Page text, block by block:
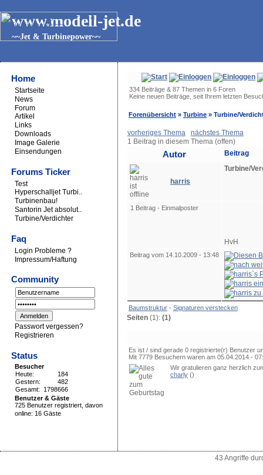
www.modell-jet.de
~~Jet & Turbinepower~~
Home
Startseite
News
Forum
Artikel
Links
Downloads
Image Galerie
Einsendungen
Forums Ticker
Test
Hyperschalljet Turbi..
Turbinenbau!
Santorin Jet absolut..
Turbine/Verdichter
Faq
Login Probleme ?
Impressum/Haftung
Community
Passwort vergessen?
Registrieren
Status
Besucher
Heute:
184
Gestern:
482
Gesamt:
1798666
Benutzer & Gäste
725 Benutzer registriert, davon
online: 16 Gäste
334 Beiträge & 87 Themen in 6 Foren
Keine neuen Beiträge, seit Ihrem letzten
Forenübersicht » Turbine » Turbine/
vorheriges Thema
nächstes Thema
1 Beitrag in diesem Thema (offen)
Autor Beitrag
harris
Turbine/
1 Beitrag - Einmalposter
HvH
Beitrag vom 14.10.2009 - 13:48
Baumstruktur - Signaturen verstecken
Seiten (1): (1)
Es ist / sind gerade 0 registrierte(r) Benutzer
Mit 7779 Besuchern waren am 05.04.2014 -
Wir gratulieren ganz herzlich
charly ()
43 Angriffe